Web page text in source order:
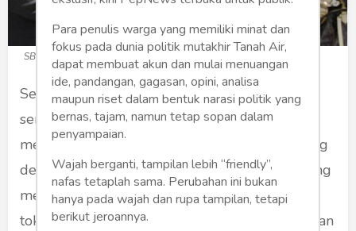
SBY, Jokowi, Megawati dan Puan (Foto: bentengsumbar.com)
Setiap zaman punya tokoh dengan pesonanya
sendiri. Mereka besar karena rakyat tengah
menggandrungi. Ada masa ketika rakyat senang
dengan tentara, gagah perkasa, gaya bicara yang
menggelora. Di lain masa, rakyat menggilai
tokoh sipil yang sederhana, perangai lembut dan
Para penulis warga yang memiliki minat dan
fokus pada dunia politik mutakhir Tanah Air,
dapat membuat akun dan mulai menuangan
ide, pandangan, gagasan, opini, analisa
maupun riset dalam bentuk narasi politik yang
bernas, tajam, namun tetap sopan dalam
penyampaian.
Wajah berganti, tampilan lebih “friendly”,
nafas tetaplah sama. Perubahan ini bukan
hanya pada wajah dan rupa tampilan, tetapi
berikut jeroannya.